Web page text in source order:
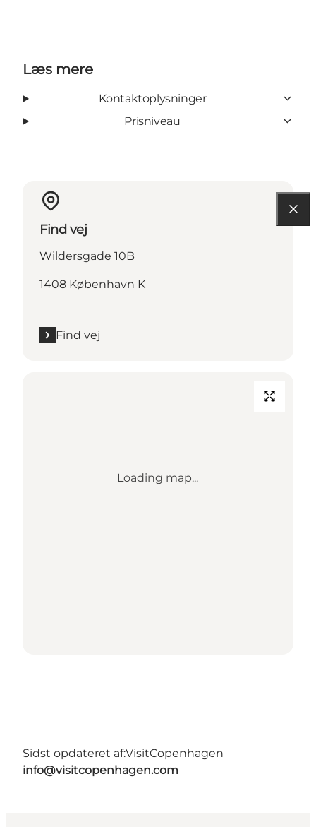
Læs mere
Kontaktoplysninger
Prisniveau
Find vej
Wildersgade 10B
1408 København K
Find vej
Loading map...
Sidst opdateret af:VisitCopenhagen
info@visitcopenhagen.com